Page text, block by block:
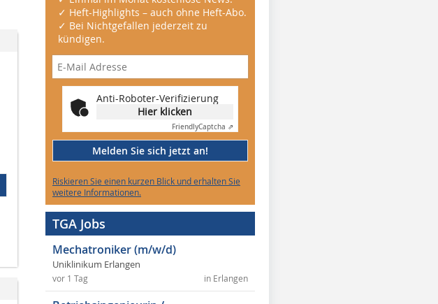
✓ Heft-Highlights – auch ohne Heft-Abo.
✓ Bei Nichtgefallen jederzeit zu
kündigen.
Anti-Roboter-Verifizierung
Hier klicken
FriendlyCaptcha ⇗
Melden Sie sich jetzt an!
Riskieren Sie einen kurzen Blick und erhalten Sie
weitere Informationen.
TGA Jobs
Mechatroniker (m/w/d)
Uniklinikum Erlangen
in Erlangen
vor 1 Tag